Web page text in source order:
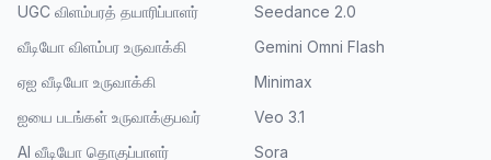
UGC விளம்பரத் தயாரிப்பாளர்
வீடியோ விளம்பர உருவாக்கி
ஏஐ வீடியோ உருவாக்கி
ஐயை படங்கள் உருவாக்குபவர்
AI வீடியோ தொகுப்பாளர்
Seedance 2.0
Gemini Omni Flash
Minimax
Veo 3.1
Sora